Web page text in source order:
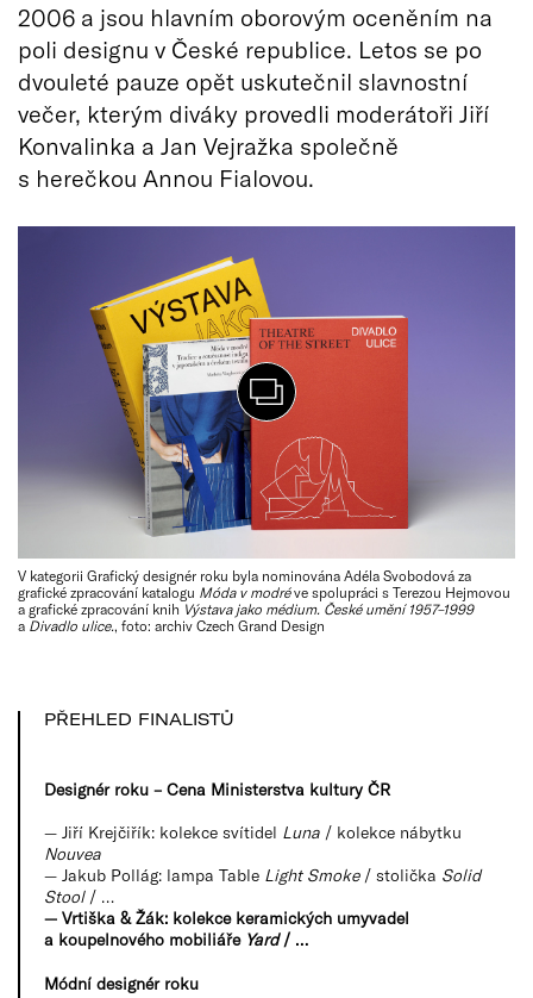
2006 a jsou hlavním oborovým oceněním na
poli designu v České republice. Letos se po
dvouleté pauze opět uskutečnil slavnostní
večer, kterým diváky provedli moderátoři Jiří
Konvalinka a Jan Vejražka společně
s herečkou Annou Fialovou.
V kategorii Grafický designér roku byla nominována Adéla Svobodová za
grafické zpracování katalogu Móda v modréve spolupráci s Terezou Hejmovou
a grafické zpracování knih Výstava jako médium. České umění 1957–1999
a Divadlo ulice. , foto: archiv Czech Grand Design
PŘEHLED FINALISTŮ
Designér roku – Cena Ministerstva kultury ČR
— Jiří Krejčiřík: kolekce svítidel Luna / kolekce nábytku
Nouvea
— Jakub Pollág: lampa Table Light Smoke/ stolička Solid
Stool/ …
— Vrtiška & Žák: kolekce keramických umyvadel
a koupelnového mobiliáře Yard/ …
Módní designér roku